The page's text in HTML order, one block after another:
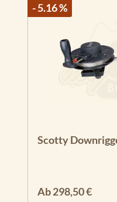
- 5.16 %
Scotty
Regulärer Preis:
Ab298,50 €